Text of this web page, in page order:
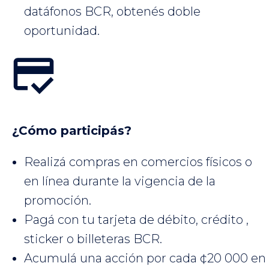
datáfonos BCR, obtenés doble
oportunidad.
¿Cómo participás?
Realizá compras en comercios físicos o
en línea durante la vigencia de la
promoción.
Pagá con tu tarjeta de débito, crédito ,
sticker o billeteras BCR.
Acumulá una acción por cada ¢20 000 en